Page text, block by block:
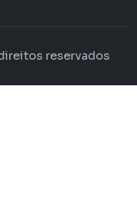
reservados